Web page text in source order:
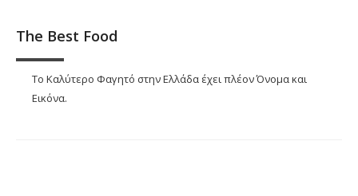
The Best Food
Το Καλύτερο Φαγητό στην Ελλάδα έχει πλέον Όνομα και
Εικόνα.